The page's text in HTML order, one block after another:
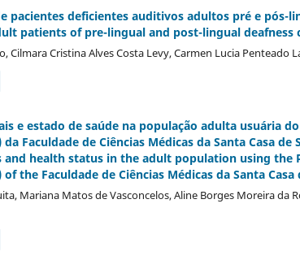
pacientes deficientes auditivos adultos pré e pós-
patients of pre-lingual and post-lingual deafness
Cilmara Cristina Alves Costa Levy, Carmen Lucia Penteado
e estado de saúde na população adulta usuária
da Faculdade de Ciências Médicas da Santa Casa
health status in the adult population using the
of the Faculdade de Ciências Médicas da Santa
Mariana Matos de Vasconcelos, Aline Borges Moreira da